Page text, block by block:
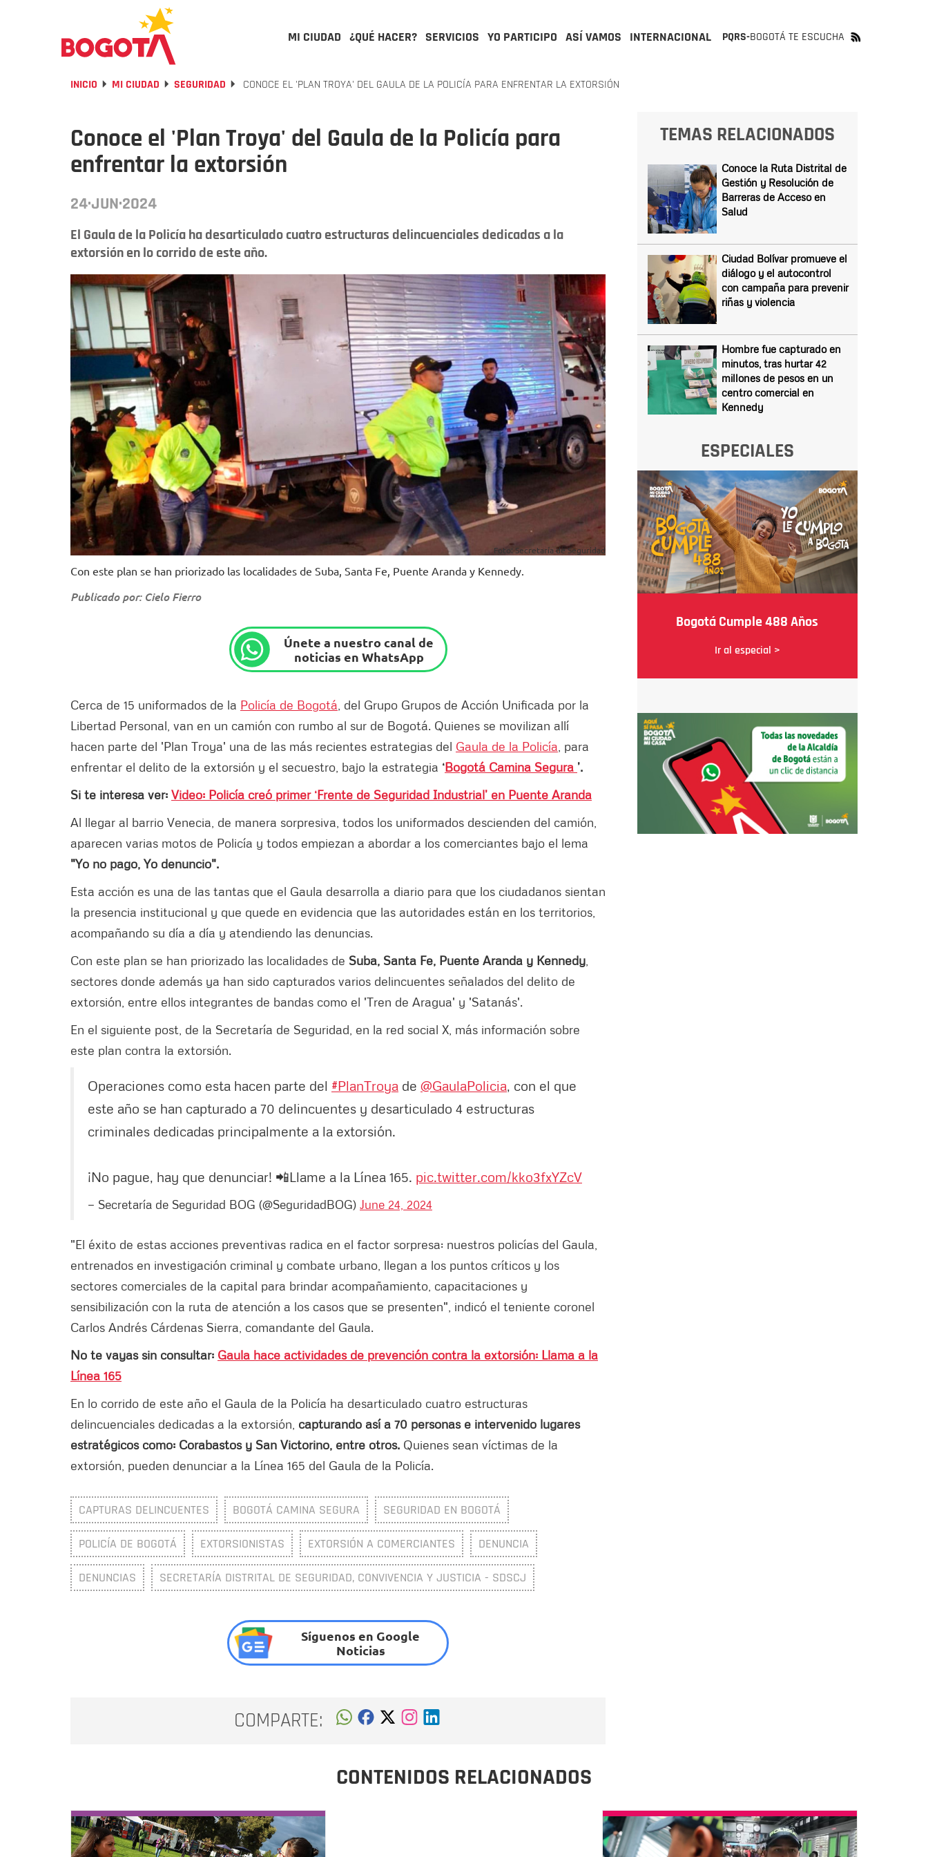
MI CIUDAD ¿QUÉ HACER? SERVICIOS YO PARTICIPO ASÍ VAMOS INTERNACIONAL PQRS-BOGOTÁ TE ESCUCHA
INICIO MI CIUDAD SEGURIDAD CONOCE EL 'PLAN TROYA' DEL GAULA DE LA POLICÍA PARA ENFRENTAR LA EXTORSIÓN
Conoce el 'Plan Troya' del Gaula de la Policía para
enfrentar la extorsión
24·JUN·2024
El Gaula de la Policía ha desarticulado cuatro estructuras delincuenciales dedicadas a la
extorsión en lo corrido de este año.
Foto: Secretaría de Seguridad
Con este plan se han priorizado las localidades de Suba, Santa Fe, Puente Aranda y Kennedy.
Publicado por: Cielo Fierro
Únete a nuestro canal de
noticias en WhatsApp
Cerca de 15 uniformados de la Policía de Bogotá , del Grupo Grupos de Acción Unificada por la
Libertad Personal, van en un camión con rumbo al sur de Bogotá. Quienes se movilizan allí
hacen parte del 'Plan Troya' una de las más recientes estrategias del Gaula de la Policía , para
enfrentar el delito de la extorsión y el secuestro, bajo la estrategia ‘Bogotá Camina Segura ’.
Si te interesa ver: Video: Policía creó primer ‘Frente de Seguridad Industrial’ en Puente Aranda
Al llegar al barrio Venecia, de manera sorpresiva, todos los uniformados descienden del camión,
aparecen varias motos de Policía y todos empiezan a abordar a los comerciantes bajo el lema
"Yo no pago, Yo denuncio".
Esta acción es una de las tantas que el Gaula desarrolla a diario para que los ciudadanos sientan
la presencia institucional y que quede en evidencia que las autoridades están en los territorios,
acompañando su día a día y atendiendo las denuncias.
Con este plan se han priorizado las localidades de Suba, Santa Fe, Puente Aranda y Kennedy
sectores donde además ya han sido capturados varios delincuentes señalados del delito de
extorsión, entre ellos integrantes de bandas como el 'Tren de Aragua' y 'Satanás'.
En el siguiente post, de la Secretaría de Seguridad, en la red social X, más información sobre
este plan contra la extorsión.
Operaciones como esta hacen parte del #PlanTroya de @GaulaPolicia , con el que
este año se han capturado a 70 delincuentes y desarticulado 4 estructuras
criminales dedicadas principalmente a la extorsión.
¡No pague, hay que denunciar! 📲Llame a la Línea 165. pic.twitter.com/kko3fxYZcV
— Secretaría de Seguridad BOG (@SeguridadBOG) June 24, 2024
"El éxito de estas acciones preventivas radica en el factor sorpresa: nuestros policías del Gaula,
entrenados en investigación criminal y combate urbano, llegan a los puntos críticos y los
sectores comerciales de la capital para brindar acompañamiento, capacitaciones y
sensibilización con la ruta de atención a los casos que se presenten", indicó el teniente coronel
Carlos Andrés Cárdenas Sierra, comandante del Gaula.
No te vayas sin consultar: Gaula hace actividades de prevención contra la extorsión: Llama a la
Línea 165
En lo corrido de este año el Gaula de la Policía ha desarticulado cuatro estructuras
delincuenciales dedicadas a la extorsión, capturando así a 70 personas e intervenido lugares
estratégicos como: Corabastos y San Victorino, entre otros. Quienes sean víctimas de la
extorsión, pueden denunciar a la Línea 165 del Gaula de la Policía.
CAPTURAS DELINCUENTES BOGOTÁ CAMINA SEGURA SEGURIDAD EN BOGOTÁ
POLICÍA DE BOGOTÁ EXTORSIONISTAS EXTORSIÓN A COMERCIANTES DENUNCIA
DENUNCIAS SECRETARÍA DISTRITAL DE SEGURIDAD, CONVIVENCIA Y JUSTICIA - SDSCJ
Síguenos en Google
Noticias
COMPARTE:
TEMAS RELACIONADOS
Conoce la Ruta Distrital de
Gestión y Resolución de
Barreras de Acceso en
Salud
Ciudad Bolívar promueve el
diálogo y el autocontrol
con campaña para prevenir
riñas y violencia
Hombre fue capturado en
minutos, tras hurtar 42
millones de pesos en un
centro comercial en
Kennedy
ESPECIALES
Bogotá Cumple 488 Años
Ir al especial >
CONTENIDOS RELACIONADOS